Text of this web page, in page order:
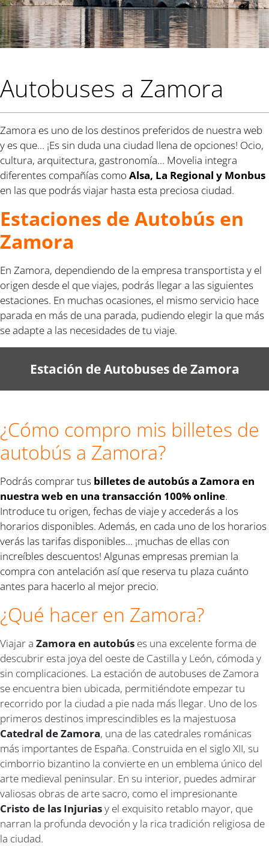
Autobuses a Zamora
Zamora es uno de los destinos preferidos de nuestra web
y es que... ¡Es sin duda una ciudad llena de opciones! Ocio,
cultura, arquitectura, gastronomía... Movelia integra
diferentes compañías como Alsa, La Regional y Monbus
en las que podrás viajar hasta esta preciosa ciudad.
Estaciones de Autobús en
Zamora
En Zamora, dependiendo de la empresa transportista y el
origen desde el que viajes, podrás llegar a las siguientes
estaciones. En muchas ocasiones, el mismo servicio hace
parada en más de una parada, pudiendo elegir la que más
se adapte a las necesidades de tu viaje.
Estación de Autobuses de Zamora
¿Cómo compro mis billetes de
autobús a Zamora?
Podrás comprar tus billetes de autobús a Zamora en
nuestra web en una transacción 100% online.
Introduce tu origen, fechas de viaje y accederás a los
horarios disponibles. Además, en cada uno de los horarios
verás las tarifas disponibles... ¡muchas de ellas con
increíbles descuentos! Algunas empresas premian la
compra con antelación así que reserva tu plaza cuánto
antes para hacerlo al mejor precio.
¿Qué hacer en Zamora?
Viajar a Zamora en autobús es una excelente forma de
descubrir esta joya del oeste de Castilla y León, cómoda y
sin complicaciones. La estación de autobuses de Zamora
se encuentra bien ubicada, permitiéndote empezar tu
recorrido por la ciudad a pie nada más llegar. Uno de los
primeros destinos imprescindibles es la majestuosa
Catedral de Zamora, una de las catedrales románicas
más importantes de España. Construida en el siglo XII, su
cimborrio bizantino la convierte en un emblema único del
arte medieval peninsular. En su interior, puedes admirar
valiosas obras de arte sacro, como el impresionante
Cristo de las Injuriasy el exquisito retablo mayor, que
narran la profunda devoción y la rica tradición religiosa de
la ciudad.